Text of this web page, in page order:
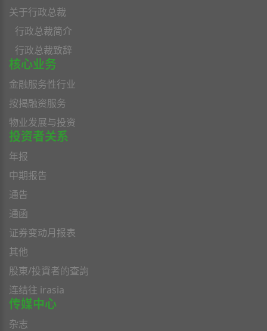
关于行政总裁
行政总裁简介
行政总裁致辞
核心业务
金融服务性行业
按揭融资服务
物业发展与投资
投资者关系
年报
中期报告
通告
通函
证券变动月报表
其他
股東/投資者的查詢
连结往 irasia
传媒中心
杂志